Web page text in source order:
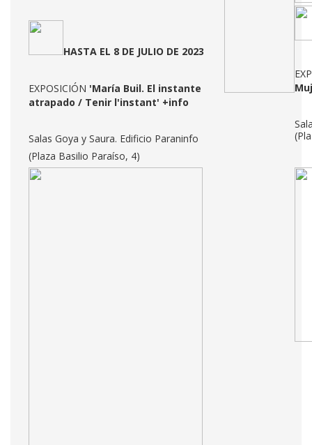
HASTA EL 8 DE JULIO DE 2023
EXPOSICIÓN 'María Buil. El instante
atrapado / Tenir l'instant' +info
Salas Goya y Saura. Edificio Paraninfo
(Plaza Basilio Paraíso, 4)